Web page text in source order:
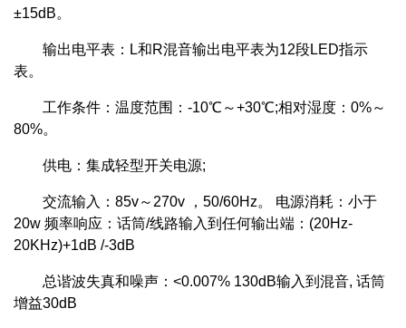
±15dB。
输出电平表：L和R混音输出电平表为12段LED指示
表。
工作条件：温度范围：-10℃～+30℃;相对湿度：0%～
80%。
供电：集成轻型开关电源;
交流输入：85v～270v ，50/60Hz。 电源消耗：小于
20w 频率响应：话筒/线路输入到任何输出端：(20Hz-
20KHz)+1dB /-3dB
总谐波失真和噪声：<0.007% 130dB输入到混音, 话筒
增益30dB